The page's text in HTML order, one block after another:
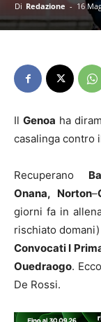
Di Redazione - 16
IlGenoa ha
casalinga contro
Recuperano
Onana, Norton–
giorni fa in
rischiato
Convocati I
Ouedraogo.
De Rossi.